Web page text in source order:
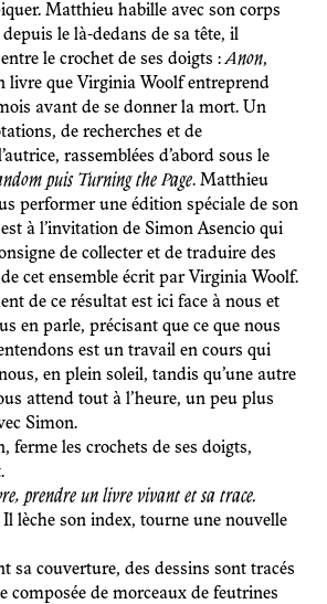
Matthieu habille avec son corps
le là-dedans de sa tête, il
le crochet de ses doigts :Anon,
livre que Virginia Woolf entreprend
avant de se donner la mort. Un
de recherches et de
rassemblées d’abord sous le
puis Turning the Page. Matthieu
performer une édition spéciale de son
à l’invitation de Simon Asencio qui
de collecter et de traduire des
cet ensemble écrit par Virginia Woolf.
de ce résultat est ici face à nous et
en parle, précisant que ce que nous
est un travail en cours qui
en plein soleil, tandis qu’une autre
attend tout à l’heure, un peu plus
Simon.
ferme les crochets de ses doigts,
prendre un livre vivant et sa trace.
lèche son index, tourne une nouvelle
sa couverture, des dessins sont tracés
composée de morceaux de feutrines